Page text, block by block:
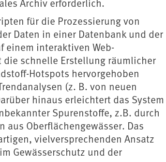
für die Prozessierung von
Daten in einer Datenbank und der
einem interaktiven Web-
die schnelle Erstellung räumlicher
Hotspots hervorgehoben
(z. B. von neuen
hinaus erleichtert das System
Spurenstoffe, z.B. durch
aus Oberflächengewässer. Das
vielversprechenden Ansatz
Gewässerschutz und der